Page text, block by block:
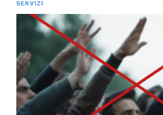
SERVIZI